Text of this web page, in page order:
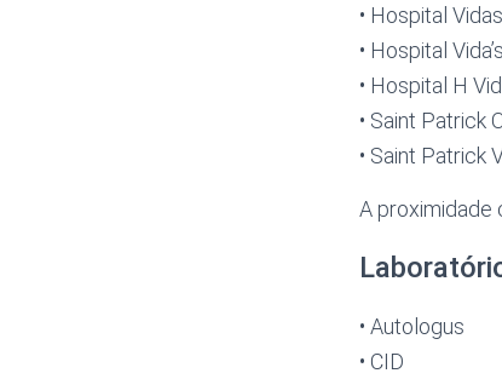
• Hospital
• Hospital
• Hospital H
• Saint Patrick
• Saint Patrick
A proximidade
• Autologus
• CID